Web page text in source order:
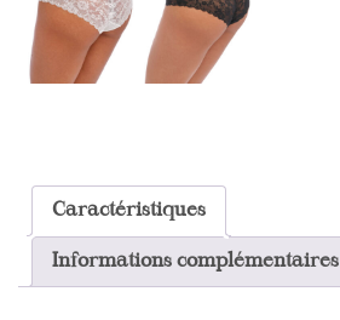
Caractéristiques
Informations complémentaires